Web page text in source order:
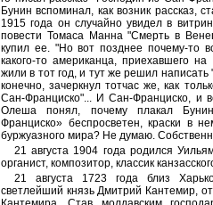
Бунин вспоминал, как возник рассказ,
1915 года он случайно увидел в
повести Томаса Манна "Смерть в
купил ее. "Но вот позднее почему-то
какого-то американца, приехавшего
жили в тот год, и тут же решил
конечно, зачеркнул тотчас же, как
Сан-Франциско"... И Сан-Франциско, и
Олеша понял, почему плакал
Франциско» беспросветен, краски в
буржуазного мира? Не думаю.
21 августа 1904 года родился
органист, композитор, классик
21 августа 1723 года близ
светлейший князь Дмитрий Кантемир,